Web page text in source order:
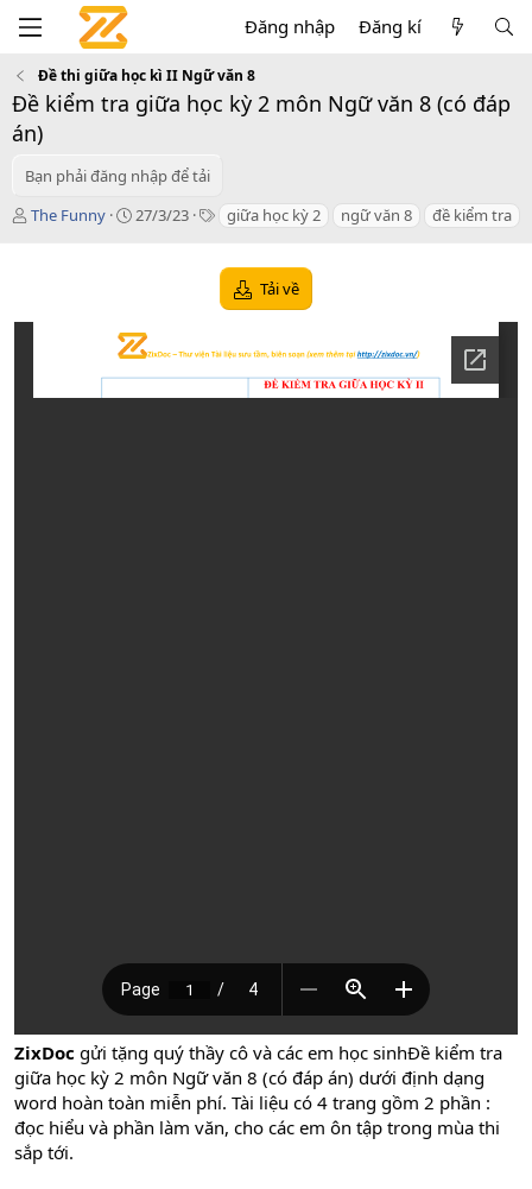
Đăng nhập Đăng kí
Đề thi giữa học kì II Ngữ văn 8
Đề kiểm tra giữa học kỳ 2 môn Ngữ văn 8 (có đáp
án)
Bạn phải đăng nhập để tải
T
ả
The Funny
C
o
n
d
27/3/23
T
s
giữa học kỳ 2 ngữ văn 8 đề kiểm tra
Tải về
ZixDoc gửi tặng quý thầy cô và các em học sinhĐề kiểm tra
giữa học kỳ 2 môn Ngữ văn 8 (có đáp án) dưới định dạng
word hoàn toàn miễn phí. Tài liệu có 4 trang gồm 2 phần :
đọc hiểu và phần làm văn, cho các em ôn tập trong mùa thi
sắp tới.